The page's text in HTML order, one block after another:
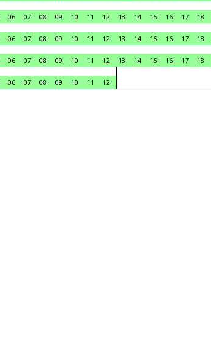
06 07 08 09 10 11 12 13 14 15 16 17 18
06 07 08 09 10 11 12 13 14 15 16 17 18
06 07 08 09 10 11 12 13 14 15 16 17 18
06 07 08 09 10 11 12